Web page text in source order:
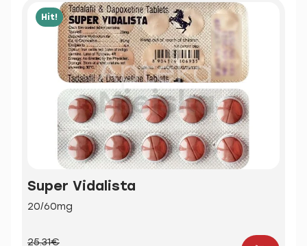
Hit!
Super Vidalista
20/60mg
25.31€